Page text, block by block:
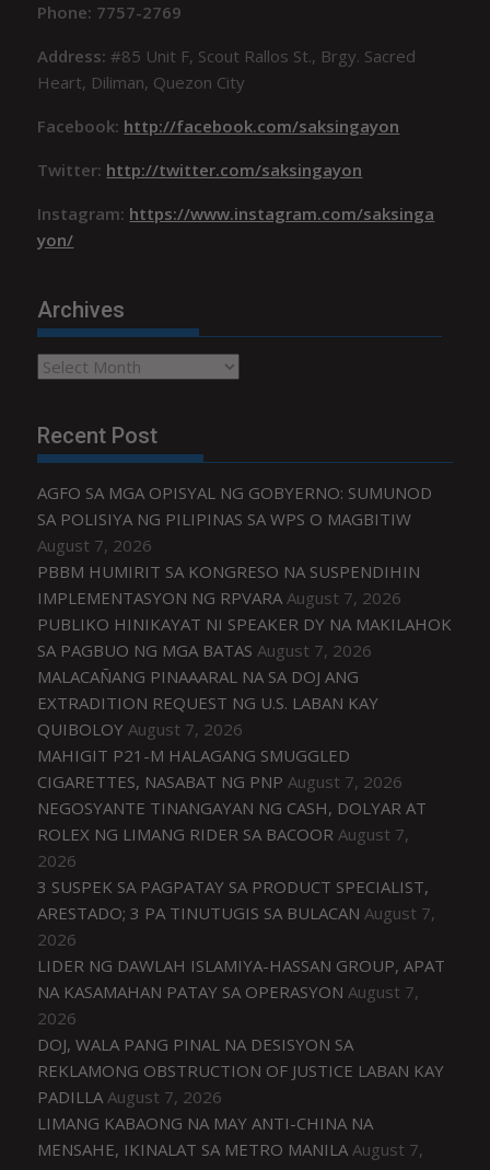
Phone: 7757-2769
Address:#85 Unit F, Scout Rallos St., Brgy. Sacred
Heart, Diliman, Quezon City
Facebook: http://facebook.com/saksingayon
Twitter: http://twitter.com/saksingayon
Instagram: https://www.instagram.com/saksinga
yon/
Archives
Archives
Recent Post
AGFO SA MGA OPISYAL NG GOBYERNO: SUMUNOD
SA POLISIYA NG PILIPINAS SA WPS O MAGBITIW
August 7, 2026
PBBM HUMIRIT SA KONGRESO NA SUSPENDIHIN
IMPLEMENTASYON NG RPVARA August 7, 2026
PUBLIKO HINIKAYAT NI SPEAKER DY NA MAKILAHOK
SA PAGBUO NG MGA BATAS August 7, 2026
MALACAÑANG PINAAARAL NA SA DOJ ANG
EXTRADITION REQUEST NG U.S. LABAN KAY
QUIBOLOY August 7, 2026
MAHIGIT P21-M HALAGANG SMUGGLED
CIGARETTES, NASABAT NG PNP August 7, 2026
NEGOSYANTE TINANGAYAN NG CASH, DOLYAR AT
ROLEX NG LIMANG RIDER SA BACOOR August 7,
2026
3 SUSPEK SA PAGPATAY SA PRODUCT SPECIALIST,
ARESTADO; 3 PA TINUTUGIS SA BULACAN August 7,
2026
LIDER NG DAWLAH ISLAMIYA-HASSAN GROUP, APAT
NA KASAMAHAN PATAY SA OPERASYON August 7,
2026
DOJ, WALA PANG PINAL NA DESISYON SA
REKLAMONG OBSTRUCTION OF JUSTICE LABAN KAY
PADILLA August 7, 2026
LIMANG KABAONG NA MAY ANTI-CHINA NA
MENSAHE, IKINALAT SA METRO MANILA August 7,